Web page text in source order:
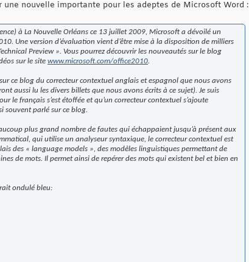
nouvelle importante pour les adeptes de Microsoft Word :
à La Nouvelle Orléans ce 13 juillet 2009, Microsoft a dévoilé un
Une version d’évaluation vient d’être mise à la disposition de milliers
Preview ». Vous pourrez découvrir les nouveautés sur le blog
sur le site www.microsoft.com/office2010.
ce blog du correcteur contextuel anglais et espagnol que nous avons
aussi lu les divers billets que nous avons écrits à ce sujet). Je suis
le français s’est étoffée et qu’un correcteur contextuel s’ajoute
souvent parlé sur ce blog.
plus grand nombre de fautes qui échappaient jusqu’à présent aux
qui utilise un analyseur syntaxique, le correcteur contextuel est
des « language models », des modèles linguistiques permettant de
de mots. Il permet ainsi de repérer des mots qui existent bel et bien en
ondulé bleu: